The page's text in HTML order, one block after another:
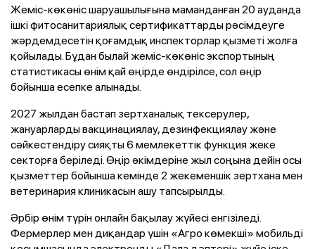
Жеміс-көкөніс шаруашылығына маманданған 20 ауданда
ішкі фитосанитариялық сертификаттарды рәсімдеуге
жәрдемдесетін қоғамдық инспекторлар қызметі жолға
қойылады. Бұдан былай жеміс-көкөніс экспортының
статистикасы өнім қай өңірде өндірілсе, сол өңір
бойынша есепке алынады.
2027 жылдан бастап зертханалық тексерулер,
жануарларды вакцинациялау, дезинфекциялау және
сәйкестендіру сияқты 6 мемлекеттік функция жеке
секторға беріледі. Өңір әкімдеріне жыл соңына дейін осы
қызметтер бойынша кемінде 2 жекеменшік зертхана мен
ветеринария клиникасын ашу тапсырылды.
Әрбір өнім түрін онлайн бақылау жүйесі енгізіледі.
Фермерлер мен диқандар үшін «Агро көмекші» мобильді